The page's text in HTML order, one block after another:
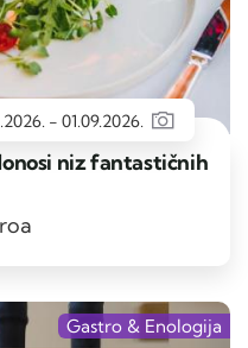
- 01.09.2026.
niz fantastičnih
Gastro & Enologija